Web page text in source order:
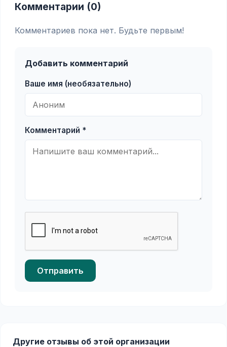
Комментарии (0)
Комментариев пока нет. Будьте первым!
Добавить комментарий
Ваше имя (необязательно)
Комментарий *
Отправить
Другие отзывы об этой организации